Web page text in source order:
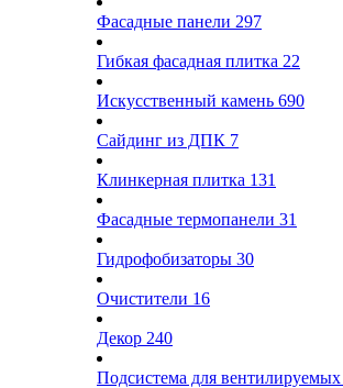
Фасадные панели 297
Гибкая фасадная плитка 22
Искусственный камень 690
Сайдинг из ДПК 7
Клинкерная плитка 131
Фасадные термопанели 31
Гидрофобизаторы 30
Очистители 16
Декор 240
Подсистема для вентилируемых